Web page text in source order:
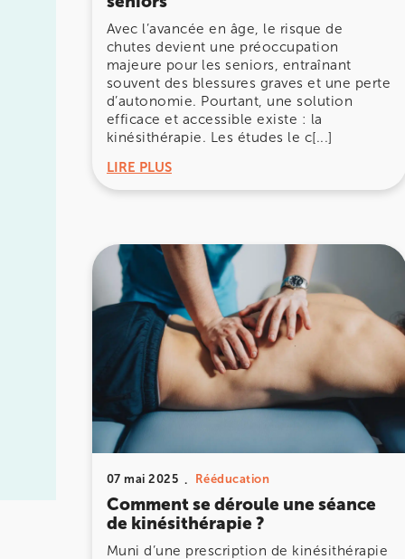
Avec l’avancée en âge, le risque de
chutes devient une préoccupation
majeure pour les seniors, entraînant
souvent des blessures graves et une perte
d’autonomie. Pourtant, une solution
efficace et accessible existe : la
kinésithérapie. Les études le c[...]
LIRE PLUS
07 mai 2025 Rééducation
Comment se déroule une séance
de kinésithérapie ?
Muni d’une prescription de kinésithérapie
IK CHÂTENAY-MALABRY
380 Av. de la Division Leclerc 92290
380 Av. de la Division Leclerc 92290
01 43 50 05 24
Prenez RDV sur
IK PARIS 17 – VILLIERS
68 Av. de Villiers 75017 Paris
68 Av. de Villiers 75017 Paris
01 44 90 90 40
Prenez RDV sur
Prenez RDV sur
20 Rue de la Pépinière 75008 Paris
20 Rue de la Pépinière 75008 Paris
01 55 06 05 07